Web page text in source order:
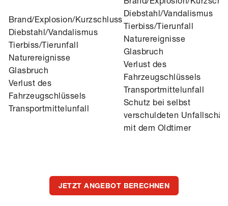
Brand/Explosion/Kurzschluss
Diebstahl/Vandalismus
Tierbiss/Tierunfall
Naturereignisse
Glasbruch
Verlust des
Fahrzeugschlüssels
Transportmittelunfall
Diebstahl/Vandalismus
Tierbiss/Tierunfall
Naturereignisse
Glasbruch
Verlust des
Fahrzeugschlüssels
Transportmittelunfall
Schutz bei selbst
verschuldeten
mit dem Oldtimer
JETZT ANGEBOT BERECHNEN